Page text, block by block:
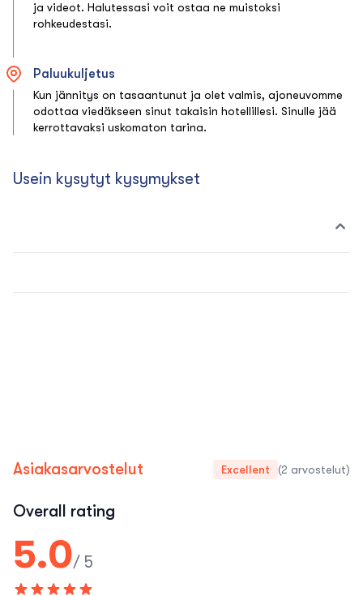
ja videot. Halutessasi voit ostaa ne muistoksi
rohkeudestasi.
Paluukuljetus
Kun jännitys on tasaantunut ja olet valmis, ajoneuvomme
odottaa viedäkseen sinut takaisin hotellillesi. Sinulle jää
kerrottavaksi uskomaton tarina.
Usein kysytyt kysymykset
Asiakasarvostelut Excellent (2 arvostelut)
Overall rating
5.0/ 5